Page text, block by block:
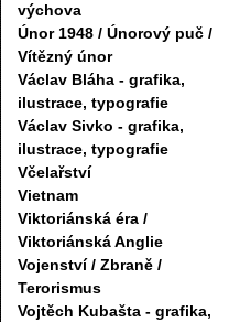
výchova
Únor 1948 / Únorový puč /
Vítězný únor
Václav Bláha - grafika,
ilustrace, typografie
Václav Sivko - grafika,
ilustrace, typografie
Včelařství
Vietnam
Viktoriánská éra /
Viktoriánská Anglie
Vojenství / Zbraně /
Terorismus
Vojtěch Kubašta - grafika,